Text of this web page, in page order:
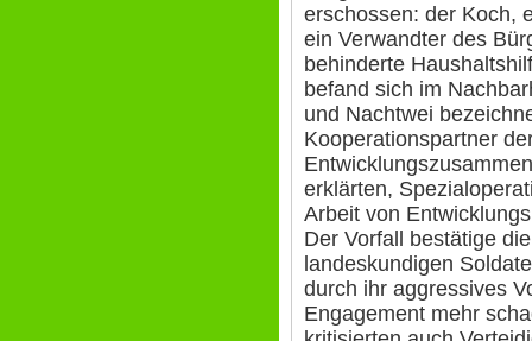
erschossen: der Koch,
ein Verwandter des
behinderte
befand sich im
und Nachtwei
Kooperationspartner
erklärten,
Arbeit von
Der Vorfall bestätige
landeskundigen
durch ihr aggressives
Engagement mehr